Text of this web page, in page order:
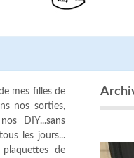
mes filles de
nos sorties,
DIY...sans
les jours...
de